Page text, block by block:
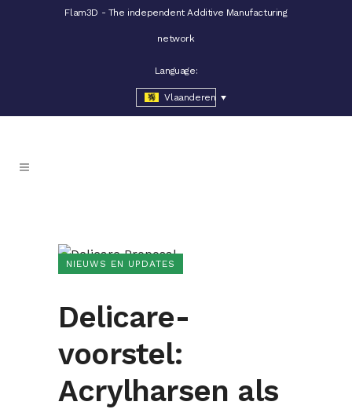
Flam3D - The independent Additive Manufacturing
network
Language:
Vlaanderen
NIEUWS EN UPDATES
Delicare-
voorstel:
Acrylharsen als